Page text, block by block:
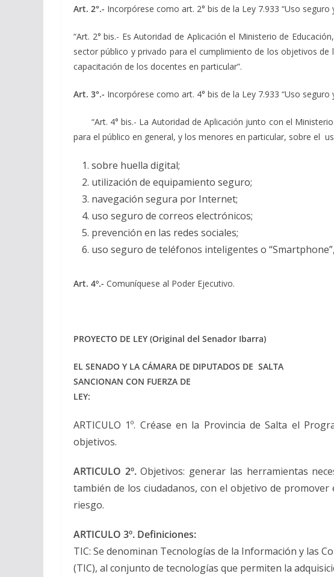
Art. 2°.- Incorpórese como art. 2° bis de la Ley 7.933 “Uso
“Art. 2° bis.- Es Autoridad de Aplicación el Ministerio de
sector público y privado para el cumplimiento de los objetivos
capacitación de los docentes en particular”.
Art. 3°.- Incorpórese como art. 4° bis de la Ley 7.933 “Uso
“Art. 4° bis.- La Autoridad de Aplicación junto con el
para el público en general, y los menores en particular, sobre el
sobre huella digital;
utilización de equipamiento seguro;
navegación segura por Internet;
uso seguro de correos electrónicos;
prevención en las redes sociales;
uso seguro de teléfonos inteligentes o
Art. 4º.- Comuníquese al Poder Ejecutivo.
PROYECTO DE LEY (Original del Senador Ibarra)
EL SENADO Y LA CÁMARA DE DIPUTADOS DE SALTA
SANCIONAN CON FUERZA DE
LEY:
ARTICULO 1º. Créase en la Provincia de Salta el
objetivos.
ARTICULO 2º.Objetivos: generar las herramientas
también de los ciudadanos, con el objetivo de
riesgo.
ARTICULO 3º. Definiciones:
TIC: Se denominan Tecnologías de la Información y las
(TIC), al conjunto de tecnologías que permiten la